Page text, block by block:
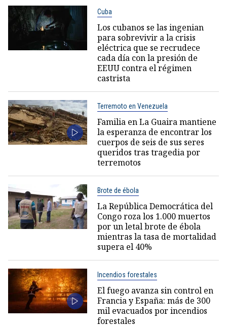
Cuba
Los cubanos se las ingenian
para sobrevivir a la crisis
eléctrica que se recrudece
cada día con la presión de
EEUU contra el régimen
castrista
Terremoto en Venezuela
Familia en La Guaira mantiene
la esperanza de encontrar los
cuerpos de seis de sus seres
queridos tras tragedia por
terremotos
Brote de ébola
La República Democrática del
Congo roza los 1.000 muertos
por un letal brote de ébola
mientras la tasa de mortalidad
supera el 40%
Incendios forestales
El fuego avanza sin control en
Francia y España: más de 300
mil evacuados por incendios
forestales